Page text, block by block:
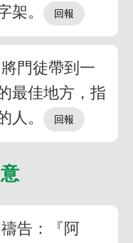
架。
門徒帶到一
最佳地方，指
人。
告：『阿